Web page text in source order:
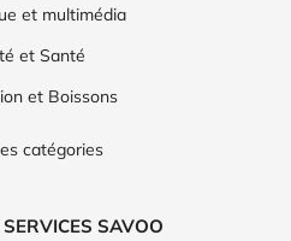
et multimédia
et Santé
et Boissons
catégories
SAVOO